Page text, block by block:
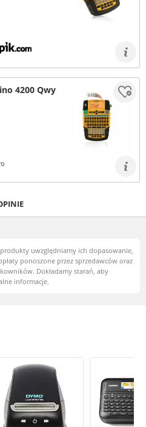
4200 Qwy
uwzględniamy ich dopasowanie,
ponoszone przez sprzedawców oraz
Dokładamy starań, aby
informacje.